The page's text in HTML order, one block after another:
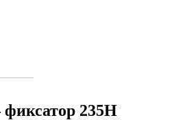
235Н